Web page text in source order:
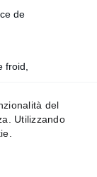
de
froid,
del
Utilizzando